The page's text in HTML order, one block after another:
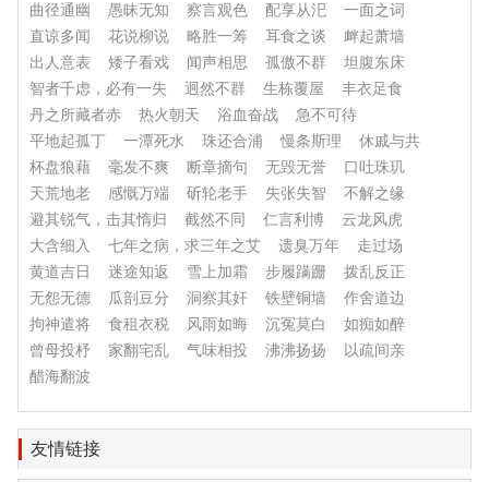
曲径通幽
愚昧无知 察言观色 配享从汜
一面之词
直谅多闻
花说柳说 略胜一筹 耳食之谈
衅起萧墙
出人意表
矮子看戏 闻声相思 孤傲不群
坦腹东床
智者千虑，必有一失
迥然不群 生栋覆屋
丰衣足食
丹之所藏者赤
热火朝天 浴血奋战
急不可待
平地起孤丁
一潭死水 珠还合浦 慢条斯理
休戚与共
杯盘狼藉
毫发不爽 断章摘句 无毁无誉
口吐珠玑
天荒地老
感慨万端 斫轮老手 失张失智
不解之缘
避其锐气，击其惰归
截然不同 仁言利博
云龙风虎
大含细入
七年之病，求三年之艾 遗臭万年
走过场
黄道吉日
迷途知返 雪上加霜 步履蹒跚
拨乱反正
无怨无德
瓜剖豆分 洞察其奸 铁壁铜墙
作舍道边
拘神遣将
食租衣税 风雨如晦 沉冤莫白
如痴如醉
曾母投杼
家翻宅乱 气味相投 沸沸扬扬
以疏间亲
醋海翻波
友情链接